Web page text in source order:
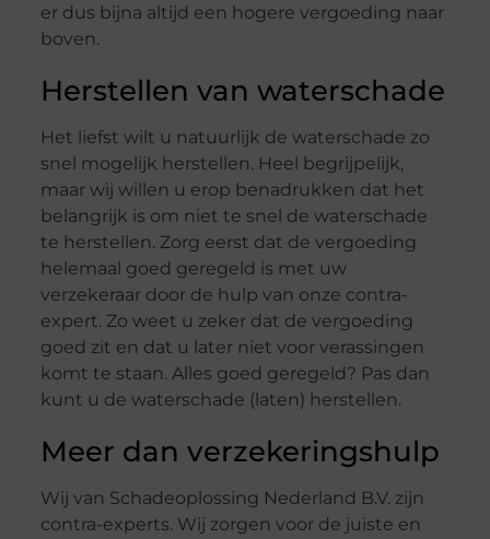
er dus bijna altijd een hogere vergoeding naar
boven.
Herstellen van waterschade
Het liefst wilt u natuurlijk de waterschade zo
snel mogelijk herstellen. Heel begrijpelijk,
maar wij willen u erop benadrukken dat het
belangrijk is om niet te snel de waterschade
te herstellen. Zorg eerst dat de vergoeding
helemaal goed geregeld is met uw
verzekeraar door de hulp van onze contra-
expert. Zo weet u zeker dat de vergoeding
goed zit en dat u later niet voor verassingen
komt te staan. Alles goed geregeld? Pas dan
kunt u de waterschade (laten) herstellen.
Meer dan verzekeringshulp
Wij van Schadeoplossing Nederland B.V. zijn
contra-experts. Wij zorgen voor de juiste en